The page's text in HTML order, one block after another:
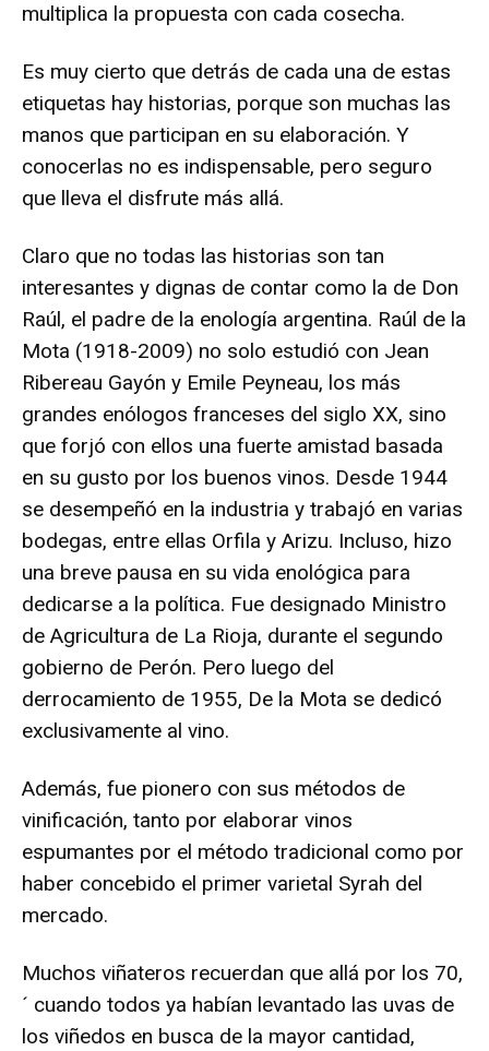
multiplica la propuesta con cada cosecha.
Es muy cierto que detrás de cada una de estas
etiquetas hay historias, porque son muchas las
manos que participan en su elaboración. Y
conocerlas no es indispensable, pero seguro
que lleva el disfrute más allá.
Claro que no todas las historias son tan
interesantes y dignas de contar como la de Don
Raúl, el padre de la enología argentina. Raúl de la
Mota (1918-2009) no solo estudió con Jean
Ribereau Gayón y Emile Peyneau, los más
grandes enólogos franceses del siglo XX, sino
que forjó con ellos una fuerte amistad basada
en su gusto por los buenos vinos. Desde 1944
se desempeñó en la industria y trabajó en varias
bodegas, entre ellas Orfila y Arizu. Incluso, hizo
una breve pausa en su vida enológica para
dedicarse a la política. Fue designado Ministro
de Agricultura de La Rioja, durante el segundo
gobierno de Perón. Pero luego del
derrocamiento de 1955, De la Mota se dedicó
exclusivamente al vino.
Además, fue pionero con sus métodos de
vinificación, tanto por elaborar vinos
espumantes por el método tradicional como por
haber concebido el primer varietal Syrah del
mercado.
Muchos viñateros recuerdan que allá por los 70,
´ cuando todos ya habían levantado las uvas de
los viñedos en busca de la mayor cantidad,